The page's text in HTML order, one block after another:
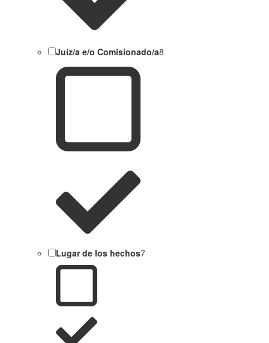
Juíz/a e/o Comisionado/a8
Lugar de los hechos7